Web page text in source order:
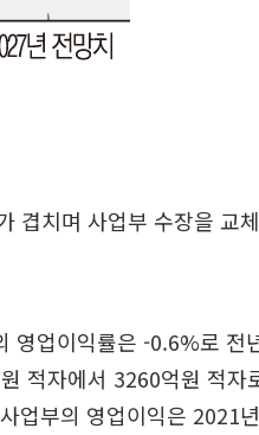
겹치며 사업부 수장을 교
영업이익률은 -0.6%로 전
적자에서 3260억원 적자
업부의 영업이익은 2021